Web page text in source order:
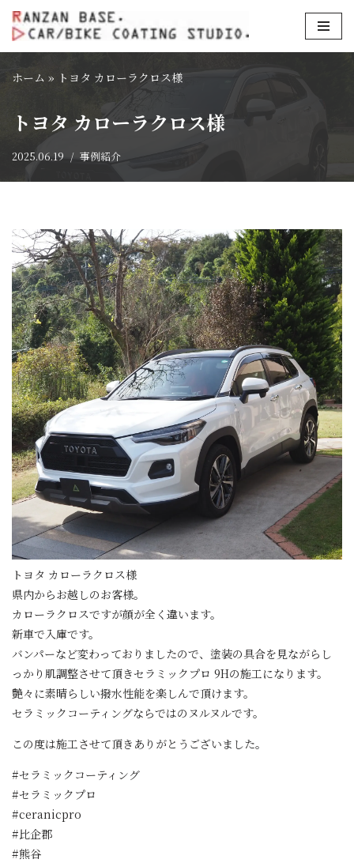
コ
テ
ツ
ス
キ
ホーム » トヨタ カローラクロス様
トヨタ カローラクロス様
2025.06.19 事例紹介
トヨタ カローラクロス様
県内からお越しのお客様。
カローラクロスですが顔が全く違います。
新車で入庫です。
バンパーなど変わっておりましたので、塗装の具合を見ながらし
っかり肌調整させて頂きセラミックプロ 9Hの施工になります。
艶々に素晴らしい撥水性能を楽しんで頂けます。
セラミックコーティングならではのヌルヌルです。
この度は施工させて頂きありがとうございました。
#セラミックコーティング
#セラミックプロ
#ceranicpro
#比企郡
#熊谷